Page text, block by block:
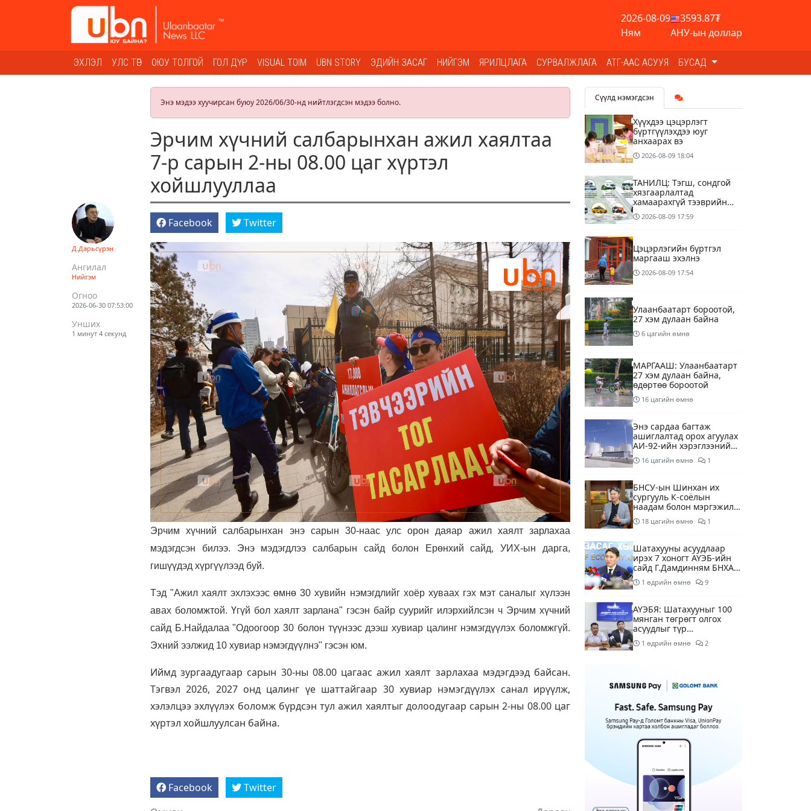
2026-08-09
Ням
3593.87₮
АНУ-ын доллар
ЭХЛЭЛ УЛС ТӨР ОЮУ ТОЛГОЙ ГОЛ ДҮР VISUAL TOIM UBN STORY ЭДИЙН ЗАСАГ НИЙГЭМ ЯРИЛЦЛАГА СУРВАЛЖЛАГА АТГ-ААС АСУУЯ БУСАД
Энэ мэдээ хуучирсан буюу 2026/06/30-нд нийтлэгдсэн мэдээ болно.
Эрчим хүчний салбарынхан ажил хаялтаа
7-р сарын 2-ны 08.00 цаг хүртэл
хойшлууллаа
Д.Дарьсүрэн
Ангилал
Нийгэм
Огноо
2026-06-30 07:53:00
Унших
1 минут 4 секунд
Facebook Twitter
Эрчим хүчний салбарынхан энэ сарын 30-наас улс орон даяар ажил хаялт зарлахаа
мэдэгдсэн билээ. Энэ мэдэгдлээ салбарын сайд болон Ерөнхий сайд, УИХ-ын дарга,
гишүүдэд хүргүүлээд буй.
Тэд "Ажил хаялт эхлэхээс өмнө 30 хувийн нэмэгдлийг хоёр хуваах гэх мэт саналыг хүлээн
авах боломжтой. Үгүй бол хаялт зарлана" гэсэн байр суурийг илэрхийлсэн ч Эрчим хүчний
сайд Б.Найдалаа "Одоогоор 30 болон түүнээс дээш хувиар цалинг нэмэгдүүлэх боломжгүй.
Эхний ээлжид 10 хувиар нэмэгдүүлнэ" гэсэн юм.
Иймд зургаадугаар сарын 30-ны 08.00 цагаас ажил хаялт зарлахаа мэдэгдээд байсан.
Тэгвэл 2026, 2027 онд цалинг үе шаттайгаар 30 хувиар нэмэгдүүлэх санал ирүүлж,
хэлэлцээ эхлүүлэх боломж бүрдсэн тул ажил хаялтыг долоодугаар сарын 2-ны 08.00 цаг
хүртэл хойшлуулсан байна.
Facebook
Twitter
Сүүлд нэмэгдсэн
Хүүхдээ цэцэрлэгт
бүртгүүлэхдээ юуг
анхаарах вэ
2026-08-09 18:04
ТАНИЛЦ: Тэгш, сондгой
хязгаарлалтад
хамаарахгүй тээврийн
хэрэгслүүд
2026-08-09 17:59
Цэцэрлэгийн бүртгэл
маргааш эхэлнэ
2026-08-09 17:54
Улаанбаатарт бороотой,
27 хэм дулаан байна
6 цагийн өмнө
МАРГААШ: Улаанбаатарт
27 хэм дулаан байна,
өдөртөө бороотой
16 цагийн өмнө
Энэ сардаа багтаж
ашиглалтад орох агуулах
АИ-92-ийн хэрэглээний
13 хоногийн хэрэгцээг
бүрэн хангана
16 цагийн өмнө 1
БНСУ-ын Шинхан их
сургууль К-соёлын
наадам болон мэргэжилд
суурилсан боловсролын
сайн дурын хөтөлбөрийг
18 цагийн өмнө 1
Шатахууны асуудлаар
ирэх 7 хоногт АҮЭБ-ийн
сайд Г.Дамдинням БНХАУ-
д томилолтоор ажиллана
1 өдрийн өмнө 9
АҮЭБЯ: Шатахууныг 100
мянган төгрөгт олгох
асуудлыг түр
хойшлууллаа
1 өдрийн өмнө 2
ирсэн 3448 тонн АИ-92
автобензинийг
ажлыг зохион байгуулж
байна
1 өдрийн өмнө
Ерөнхий сайд БНХАУ-аас
сар бүр 12-15 мянган
тонн АИ-92 автобензин
тавилаа
Өнөөдөр тэгш тоогоор
төгссөн автомашинтай